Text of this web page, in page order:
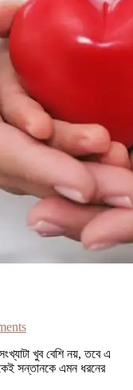
খুব বেশি নয়, তবে এ
সন্তানকে এমন ধরনের